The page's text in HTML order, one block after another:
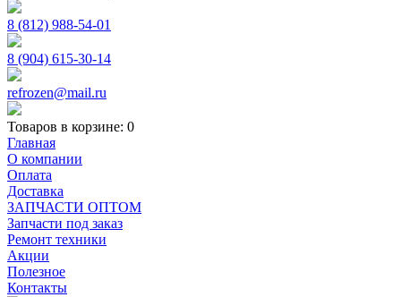
8 (812) 988-54-01
8 (904) 615-30-14
refrozen@mail.ru
Товаров в корзине: 0
Главная
О компании
Оплата
Доставка
ЗАПЧАСТИ ОПТОМ
Запчасти под заказ
Ремонт техники
Акции
Полезное
Контакты